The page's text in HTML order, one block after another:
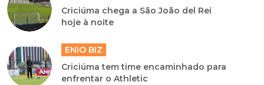
Criciúma chega a São João del Rei
hoje à noite
ENIO BIZ
Criciúma tem time encaminhado para
enfrentar o Athletic